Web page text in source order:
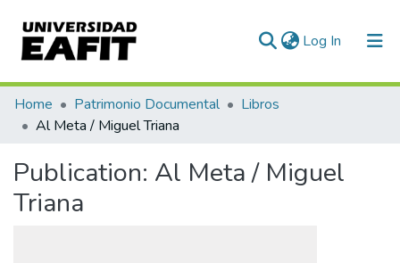
Log In (current)
Communities & Collections
All of DSpace
Statistics
Home Patrimonio Documental
Libros
Al Meta / Miguel Triana
Publication: Al Meta / Miguel
Triana